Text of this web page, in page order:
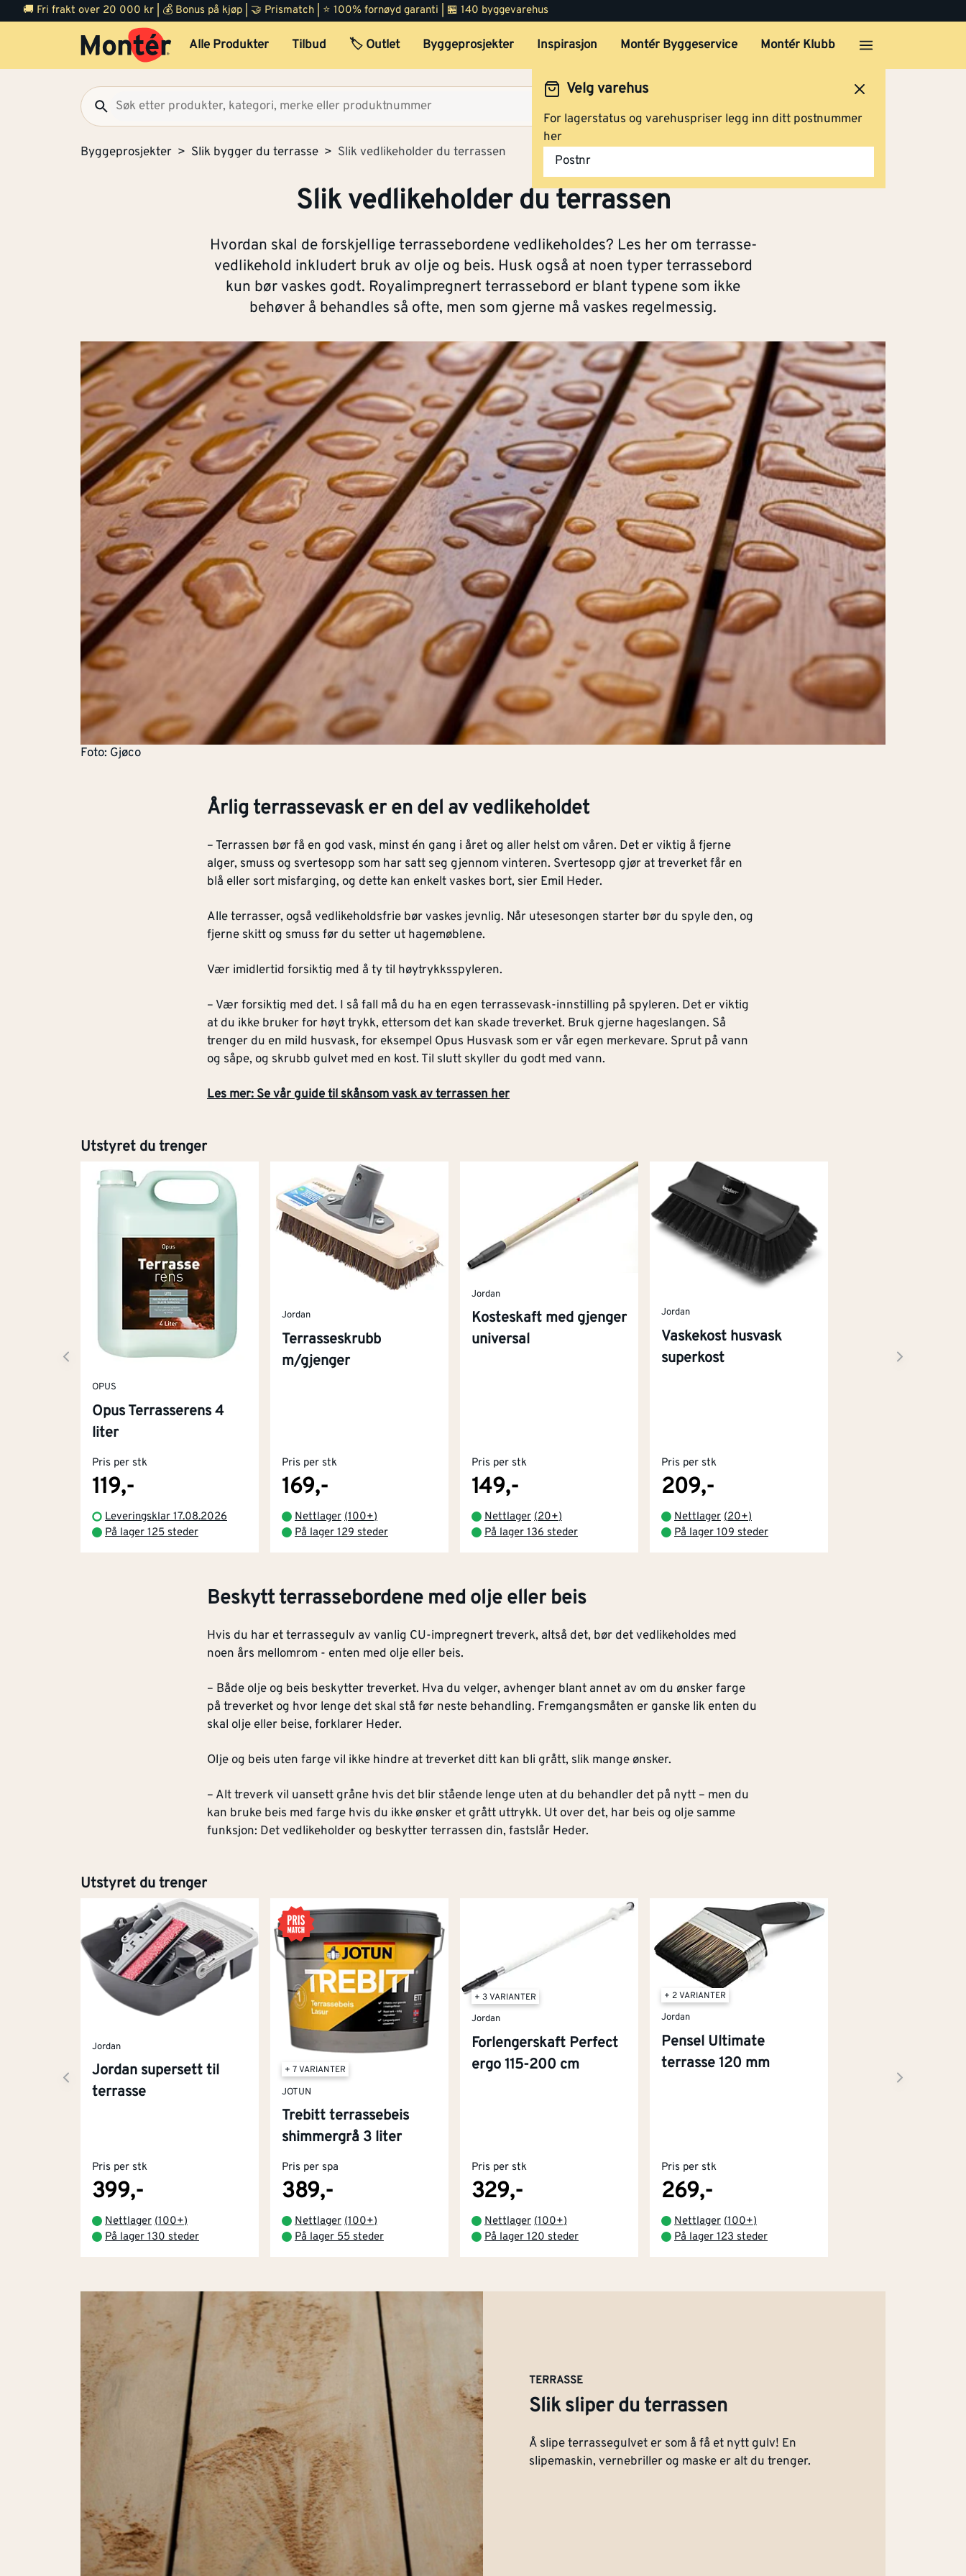
🚚 Fri frakt over 20 000 kr | 💰 Bonus på kjøp | 🤝 Prismatch | ⭐ 100% fornøyd garanti | 🏪 140 byggevarehus
Alle Produkter Tilbud 🏷️ Outlet Byggeprosjekter Inspirasjon Montér Byggeservice Montér Klubb
Velg varehus
For lagerstatus og varehuspriser legg inn ditt postnummer
her
Postnr
Byggeprosjekter Slik bygger du terrasse Slik vedlikeholder du terrassen
Slik vedlikeholder du terrassen
Hvordan skal de forskjellige terrassebordene vedlikeholdes? Les her om terrasse-
vedlikehold inkludert bruk av olje og beis. Husk også at noen typer terrassebord
kun bør vaskes godt. Royalimpregnert terrassebord er blant typene som ikke
behøver å behandles så ofte, men som gjerne må vaskes regelmessig.
Foto: Gjøco
Årlig terrassevask er en del av vedlikeholdet
­– Terrassen bør få en god vask, minst én gang i året og aller helst om våren. Det er viktig å fjerne
alger, smuss og svertesopp som har satt seg gjennom vinteren. Svertesopp gjør at treverket får en
blå eller sort misfarging, og dette kan enkelt vaskes bort, sier Emil Heder.
Alle terrasser, også vedlikeholdsfrie bør vaskes jevnlig. Når utesesongen starter bør du spyle den, og
fjerne skitt og smuss før du setter ut hagemøblene.
­Vær imidlertid forsiktig med å ty til høytrykksspyleren.
– Vær forsiktig med det. I så fall må du ha en egen terrassevask-innstilling på spyleren. Det er viktig
at du ikke bruker for høyt trykk, ettersom det kan skade treverket. Bruk gjerne hageslangen. Så
trenger du en mild husvask, for eksempel Opus Husvask som er vår egen merkevare. Sprut på vann
og såpe, og skrubb gulvet med en kost. Til slutt skyller du godt med vann.
Les mer: Se vår guide til skånsom vask av terrassen her
Utstyret du trenger
OPUS
Opus Terrasserens 4
liter
Pris per stk
119,-
Leveringsklar 17.08.2026
På lager 125 steder
Jordan
Terrasseskrubb
m/gjenger
Pris per stk
169,-
Nettlager (100+)
På lager 129 steder
Jordan
Kosteskaft med gjenger
universal
Pris per stk
149,-
Nettlager (20+)
På lager 136 steder
Jordan
Vaskekost husvask
superkost
Pris per stk
209,-
Nettlager (20+)
På lager 109 steder
Beskytt terrassebordene med olje eller beis
Hvis du har et terrassegulv av vanlig CU-impregnert treverk, altså det, bør det vedlikeholdes med
noen års mellomrom - enten med olje eller beis.
– Både olje og beis beskytter treverket. Hva du velger, avhenger blant annet av om du ønsker farge
på treverket og hvor lenge det skal stå før neste behandling. Fremgangsmåten er ganske lik enten du
skal olje eller beise, forklarer Heder.
Olje og beis uten farge vil ikke hindre at treverket ditt kan bli grått, slik mange ønsker.
– Alt treverk vil uansett gråne hvis det blir stående lenge uten at du behandler det på nytt – men du
kan bruke beis med farge hvis du ikke ønsker et grått uttrykk. Ut over det, har beis og olje samme
funksjon: Det vedlikeholder og beskytter terrassen din, fastslår Heder.
Utstyret du trenger
Jordan
Jordan supersett til
terrasse
Pris per stk
399,-
Nettlager (100+)
På lager 130 steder
+ 7 VARIANTER
JOTUN
Trebitt terrassebeis
shimmergrå 3 liter
Pris per spa
389,-
Nettlager (100+)
På lager 55 steder
+ 3 VARIANTER
Jordan
Forlengerskaft Perfect
ergo 115-200 cm
Pris per stk
329,-
Nettlager (100+)
På lager 120 steder
+ 2 VARIANTER
Jordan
Pensel Ultimate
terrasse 120 mm
Pris per stk
269,-
Nettlager (100+)
På lager 123 steder
TERRASSE
Slik sliper du terrassen
Å slipe terrassegulvet er som å få et nytt gulv! En
slipemaskin, vernebriller og maske er alt du trenger.